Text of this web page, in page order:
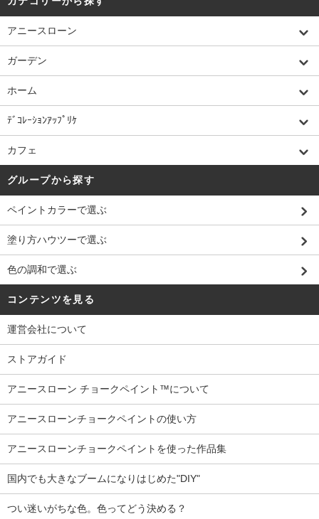
アニースローン
ガーデン
ホーム
ﾃﾞｺﾚｰｼｮﾝｱｯﾌﾟﾘｹ
カフェ
グループから探す
ペイントカラーで選ぶ
塗り方ハウツーで選ぶ
色の調和で選ぶ
コンテンツを見る
運営会社について
ストアガイド
アニースローン チョークペイント™について
アニースローンチョークペイントの使い方
アニースローンチョークペイントを使った作品集
国内でも大きなブームになりはじめた"DIY"
つい迷いがちな色。色ってどう決める？